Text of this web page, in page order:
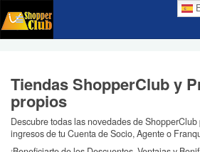
Tiendas ShopperClub y
propios
Descubre todas las novedades de
ingresos de tu Cuenta de Socio, Agente o